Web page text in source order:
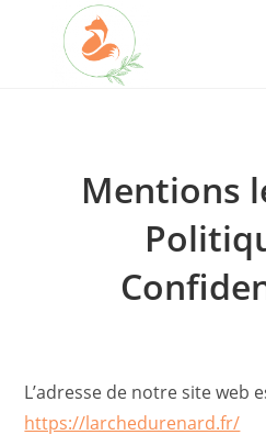
Mentions
L’adresse de notre site web
https://larchedurenard.fr/